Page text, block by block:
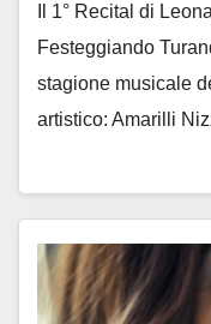
Il 1° Recital di
Festeggiando
stagione musicale
artistico: Amarilli